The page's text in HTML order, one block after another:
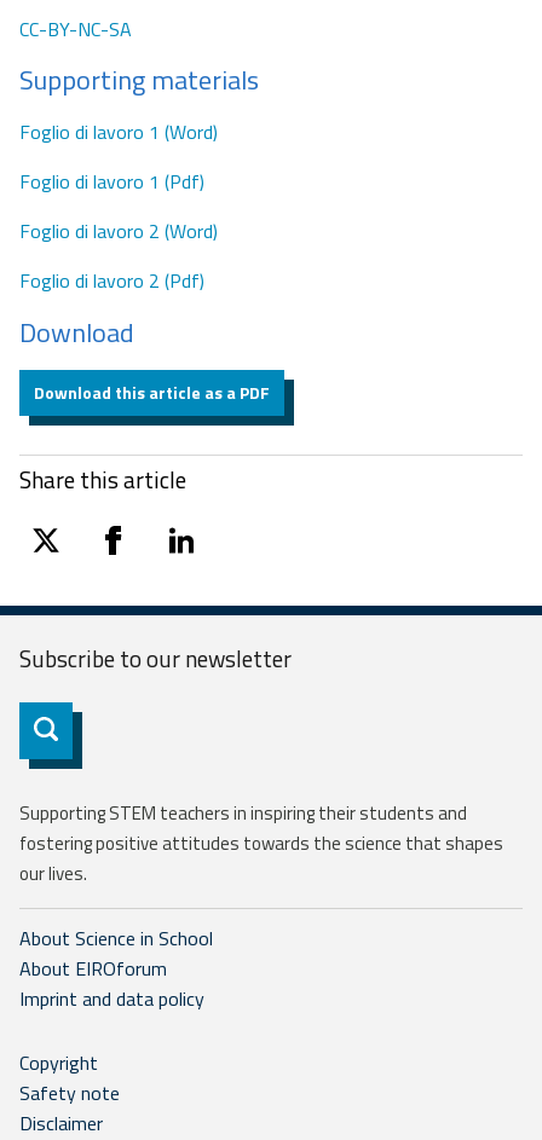
CC-BY-NC-SA
Supporting materials
Foglio di lavoro 1 (Word)
Foglio di lavoro 1 (Pdf)
Foglio di lavoro 2 (Word)
Foglio di lavoro 2 (Pdf)
Download
Download this article as a PDF
Share this article
twitter facebooklinkedin
Subscribe to ournewsletter
Subscribe
Supporting STEM teachers in inspiring their students and
fostering positive attitudes towards the science that shapes
our lives.
About Science in School
About EIROforum
Imprint and data policy
Copyright
Safety note
Disclaimer